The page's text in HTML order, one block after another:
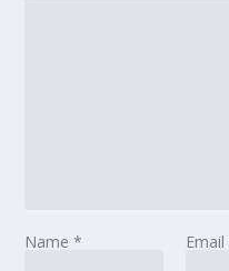
Name* Email